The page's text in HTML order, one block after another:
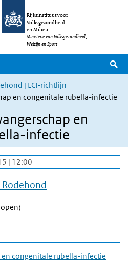
Rijksinstituut voor
Volksgezondheid
en Milieu
Ministerie van Volksgezondheid,
Welzijn en Sport
| LCI-richtlijn
en congenitale rubella-infectie
en
infectie
| 12:00
en congenitale rubella-infectie